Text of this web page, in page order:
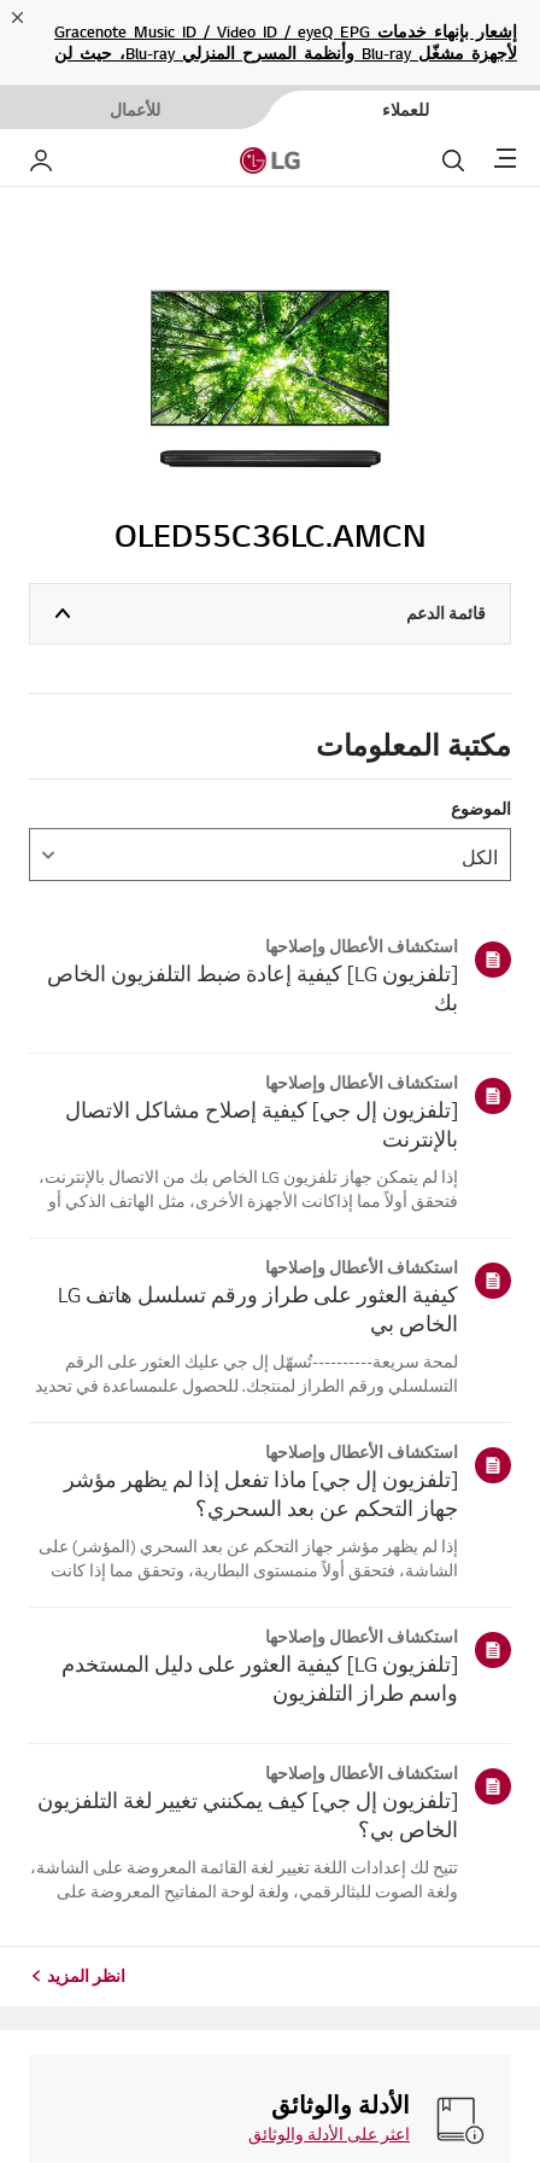
إشعار بإنهاء خدمات Gracenote Music ID / Video ID / eyeQ EPG
لأجهزة مشغّل Blu-ray وأنظمة المسرح المنزلي Blu-ray، حيث لن
للعملاء للأعمال
Menu بحث
OLED55C36LC.AMCN
قائمة الدعم
مكتبة المعلومات
الموضوع
استكشاف الأعطال وإصلاحها
[تلفزيون LG] كيفية إعادة ضبط التلفزيون الخاص
بك
استكشاف الأعطال وإصلاحها
[تلفزيون إل جي] كيفية إصلاح مشاكل الاتصال
بالإنترنت
إذا لم يتمكن جهاز تلفزيون LG الخاص بك من الاتصال بالإنترنت،
فتحقق أولاً مما إذاكانت الأجهزة الأخرى، مثل الهاتف الذكي أو
تكمن في جها...
استكشاف الأعطال وإصلاحها
كيفية العثور على طراز ورقم تسلسل هاتف LG
الخاص بي
لمحة سريعة----------تُسهّل إل جي عليك العثور على الرقم
التسلسلي ورقم الطراز لمنتجك. للحصول علىمساعدة في تحديد
تختلف الصور أو ا...
استكشاف الأعطال وإصلاحها
[تلفزيون إل جي] ماذا تفعل إذا لم يظهر مؤشر
جهاز التحكم عن بعد السحري؟
إذا لم يظهر مؤشر جهاز التحكم عن بعد السحري (المؤشر) على
الشاشة، فتحقق أولاً منمستوى البطارية، وتحقق مما إذا كانت
التلفزيون. أعد تسج...
استكشاف الأعطال وإصلاحها
[تلفزيون LG] كيفية العثور على دليل المستخدم
واسم طراز التلفزيون
استكشاف الأعطال وإصلاحها
[تلفزيون إل جي] كيف يمكنني تغيير لغة التلفزيون
الخاص بي؟
تتيح لك إعدادات اللغة تغيير لغة القائمة المعروضة على الشاشة،
ولغة الصوت للبثالرقمي، ولغة لوحة المفاتيح المعروضة على
انظر المزيد
الأدلة والوثائق
اعثر على الأدلة والوثائق